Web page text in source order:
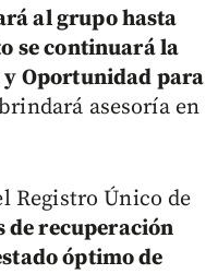
al grupo hasta
se continuará la
y Oportunidad para
asesoría en
Registro Único de
de recuperación
óptimo de